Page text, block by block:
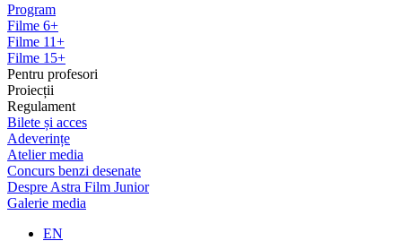
Program
Filme 6+
Filme 11+
Filme 15+
Pentru profesori
Proiecții
Regulament
Bilete și acces
Adeverințe
Atelier media
Concurs benzi desenate
Despre Astra Film Junior
Galerie media
EN